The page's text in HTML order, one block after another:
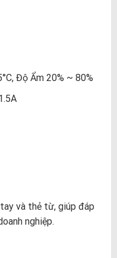
Độ Ẩm 20% ~ 80%
và thẻ từ, giúp đáp
nghiệp.